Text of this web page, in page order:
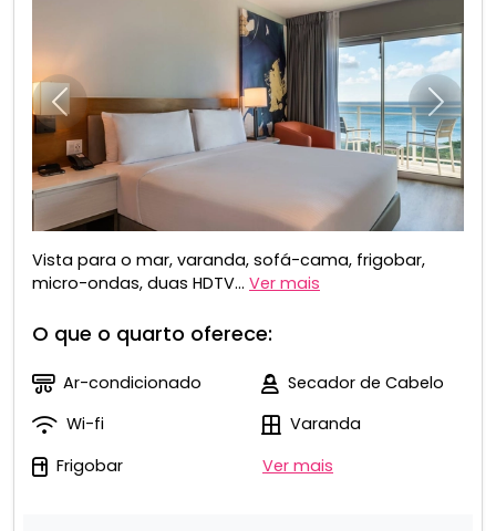
Anterior
Vista para o mar, varanda, sofá-cama, frigobar,
micro-ondas, duas HDTV... Ver mais
O que o quarto oferece:
Ar-condicionado
Secador de Cabelo
Wi-fi
Varanda
Frigobar
Ver mais